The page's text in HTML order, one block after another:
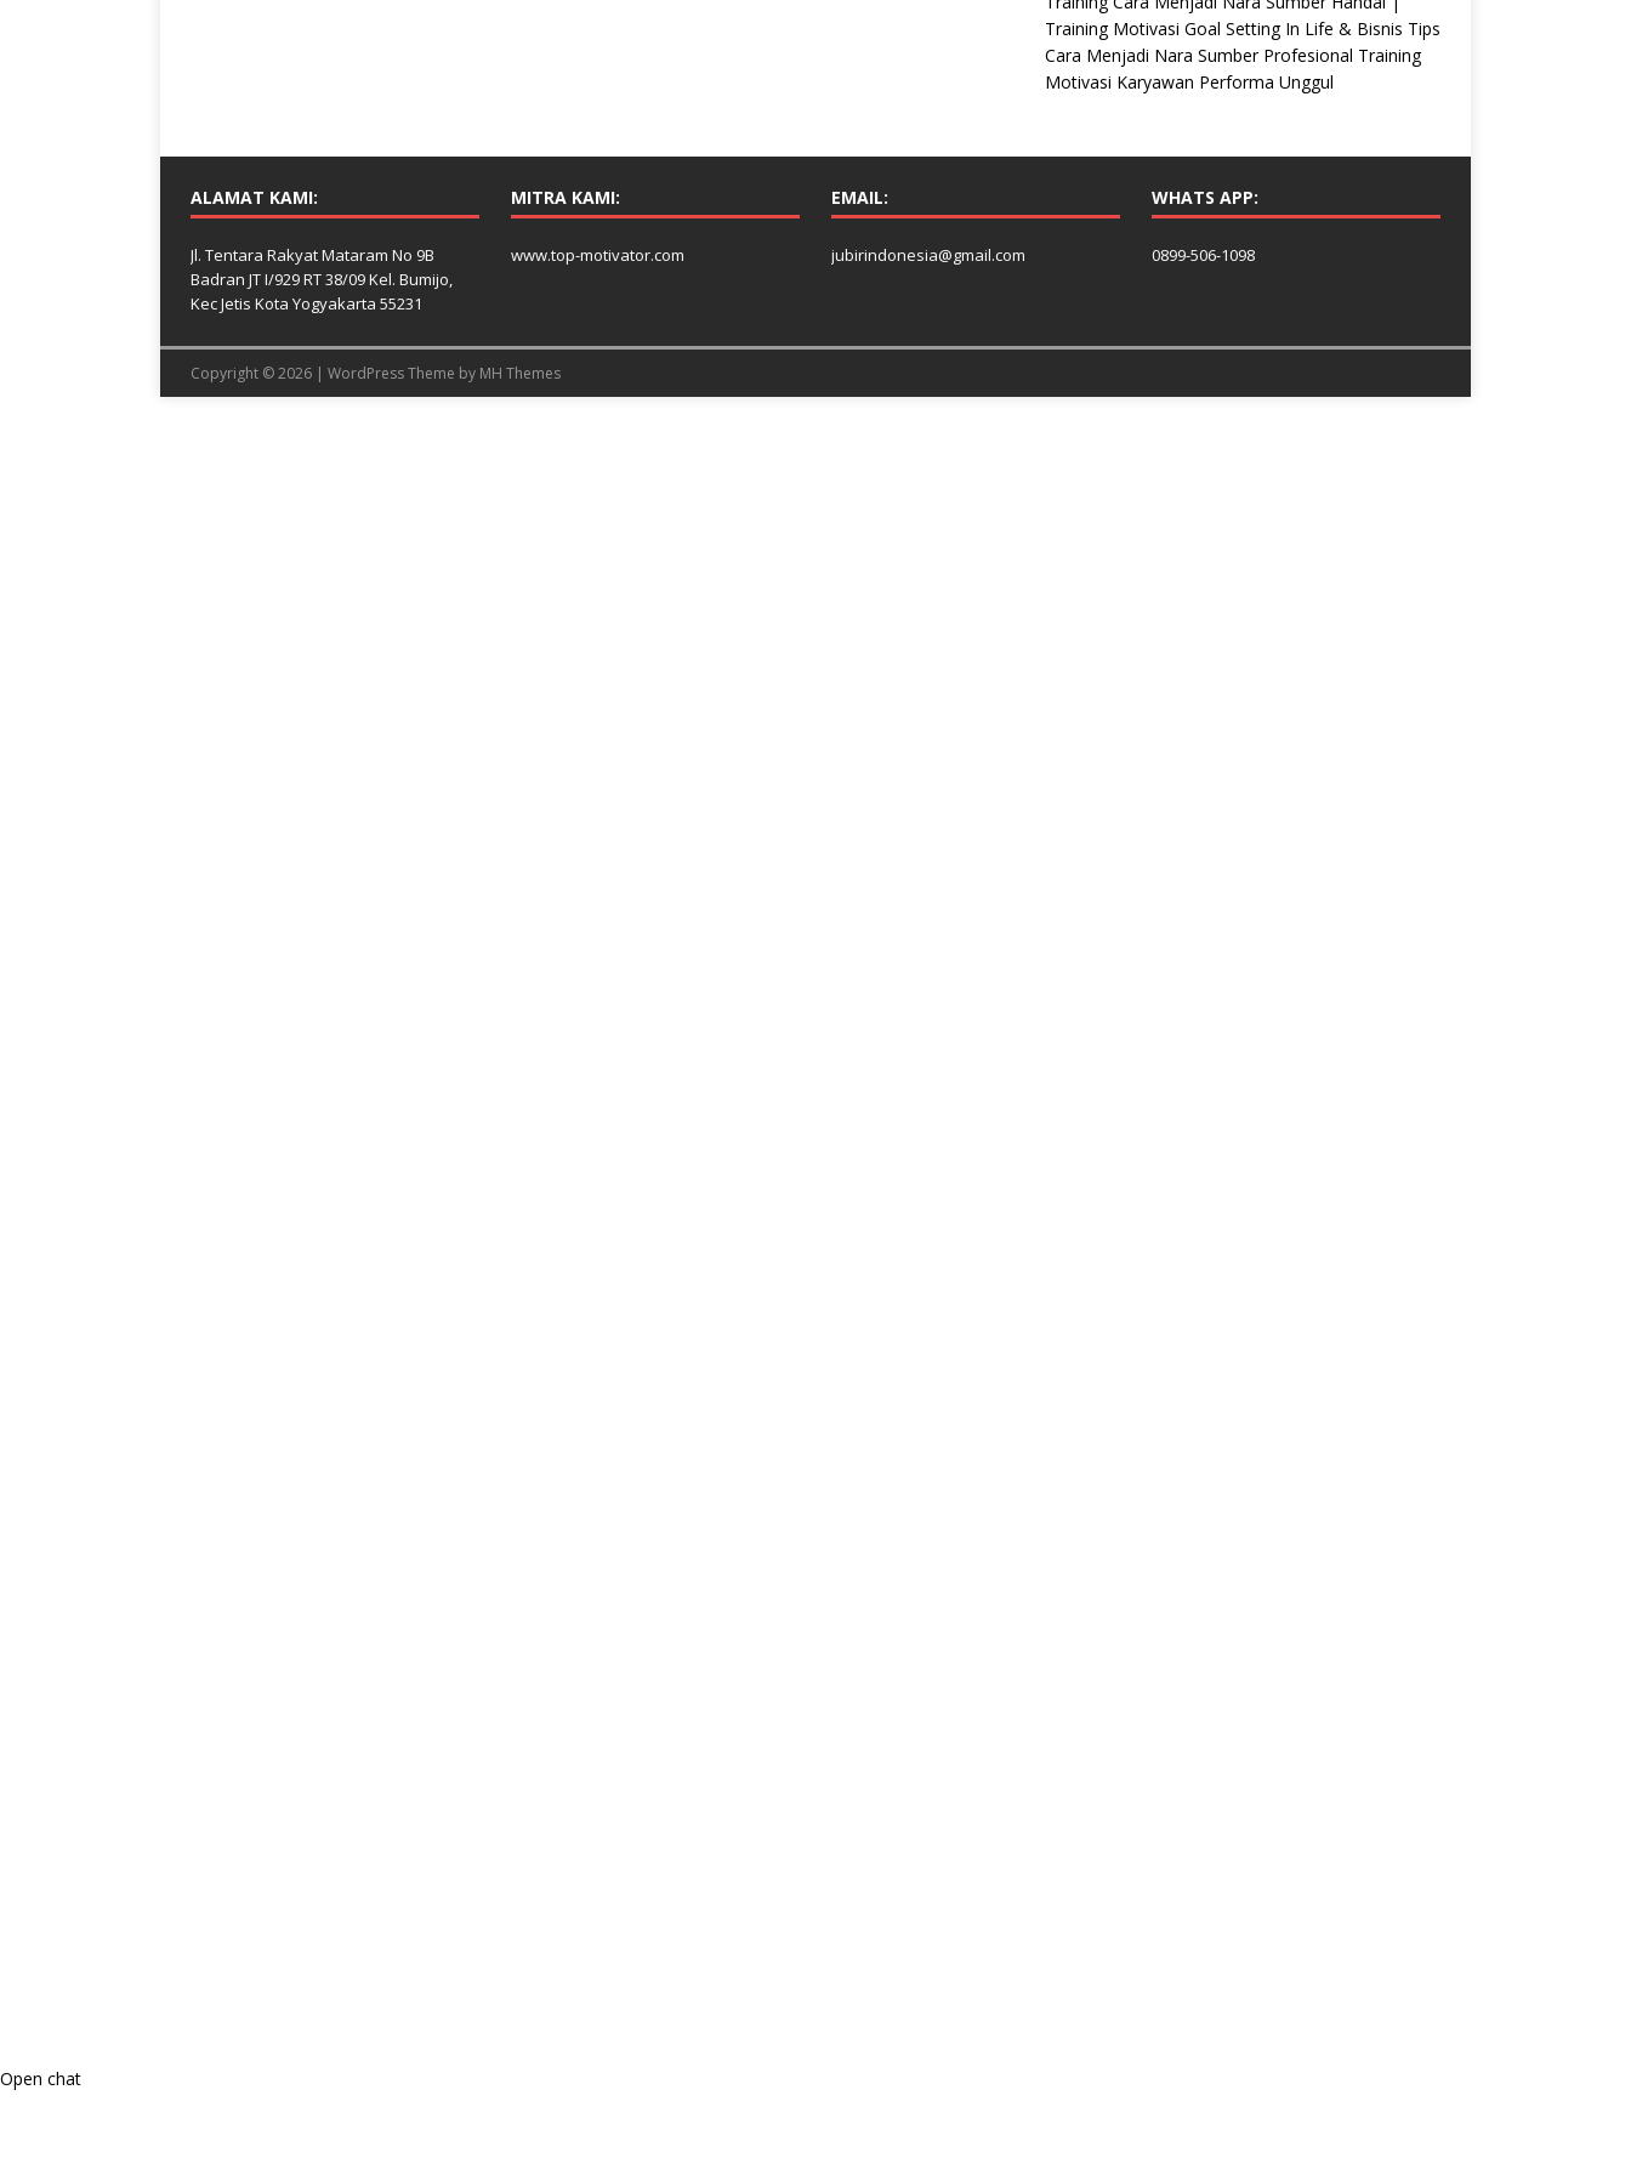
Training Motivasi Goal Setting In Life & Bisnis Tips
Cara Menjadi Nara Sumber Profesional Training
Motivasi Karyawan Performa Unggul
ALAMAT KAMI:
Jl. Tentara Rakyat Mataram No 9B
Badran JT I/929 RT 38/09 Kel. Bumijo,
Kec Jetis Kota Yogyakarta 55231
MITRA KAMI:
www.top-motivator.com
EMAIL:
jubirindonesia@gmail.com
WHATS APP:
0899-506-1098
Copyright © 2026 | WordPress Theme by MH Themes
Open chat